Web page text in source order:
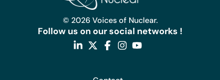
© 2026 Voices of Nuclear.
Follow us on our social networks !